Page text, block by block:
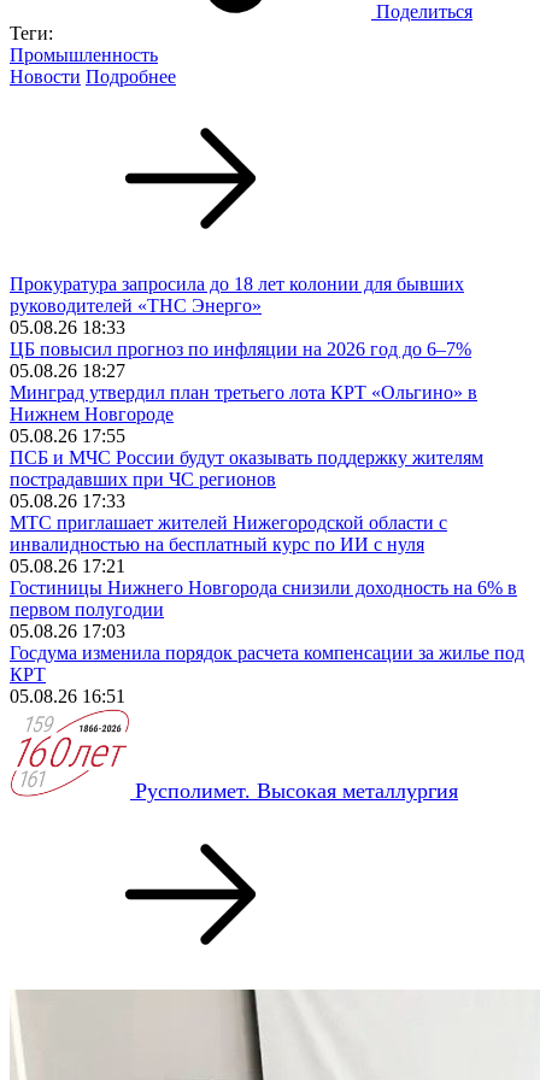
Поделиться
Теги:
Промышленность
Новости Подробнее
Прокуратура запросила до 18 лет колонии для бывших
руководителей «ТНС Энерго»
05.08.26 18:33
ЦБ повысил прогноз по инфляции на 2026 год до 6–7%
05.08.26 18:27
Минград утвердил план третьего лота КРТ «Ольгино» в
Нижнем Новгороде
05.08.26 17:55
ПСБ и МЧС России будут оказывать поддержку жителям
пострадавших при ЧС регионов
05.08.26 17:33
МТС приглашает жителей Нижегородской области с
инвалидностью на бесплатный курс по ИИ с нуля
05.08.26 17:21
Гостиницы Нижнего Новгорода снизили доходность на 6% в
первом полугодии
05.08.26 17:03
Госдума изменила порядок расчета компенсации за жилье под
КРТ
05.08.26 16:51
Русполимет. Высокая металлургия